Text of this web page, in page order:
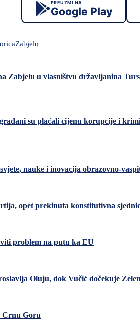
PREUZMI NA
Google Play
Zabjelo
Zabjelu u vlasništvu državljanina
su plaćali cijenu korupcije i
nauke i inovacija obrazovno-
opet prekinuta konstitutivna
problem na putu ka EU
Oluju, dok Vučić dočekuje
Crnu Goru